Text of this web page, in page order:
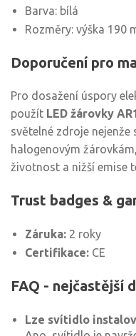
Barva: bílá
Rozměry: výška 190
Doporučení pro
Pro dosažení úspory
použít LED žárovky
světelné zdroje
halogenovým
životnost a nižší emise
Trust badges &
Záruka: 2 roky
Certifikace: CE
FAQ - nejčastější
Lze svítidlo